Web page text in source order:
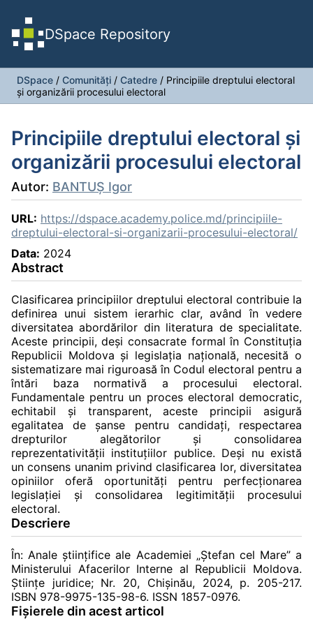
DSpace Repository
DSpace / Comunități / Catedre / Principiile dreptului electoral
și organizării procesului electoral
Principiile dreptului electoral și
organizării procesului electoral
Autor: BANTUŞ Igor
URL: https://dspace.academy.police.md/principiile-
dreptului-electoral-si-organizarii-procesului-electoral/
Data: 2024
Abstract
Clasificarea principiilor dreptului electoral contribuie la
definirea unui sistem ierarhic clar, având în vedere
diversitatea abordărilor din literatura de specialitate.
Aceste principii, deși consacrate formal în Constituția
Republicii Moldova și legislația națională, necesită o
sistematizare mai riguroasă în Codul electoral pentru a
întări baza normativă a procesului electoral.
Fundamentale pentru un proces electoral democratic,
echitabil și transparent, aceste principii asigură
egalitatea de șanse pentru candidați, respectarea
drepturilor alegătorilor și consolidarea
reprezentativității instituțiilor publice. Deși nu există
un consens unanim privind clasificarea lor, diversitatea
opiniilor oferă oportunități pentru perfecționarea
legislației și consolidarea legitimității procesului
electoral.
Descriere
În: Anale ştiinţifice ale Academiei „Ştefan cel Mare” a
Ministerului Afacerilor Interne al Republicii Moldova.
Știinţe juridice; Nr. 20, Chişinău, 2024, p. 205-217.
ISBN 978-9975-135-98-6. ISSN 1857-0976.
Fișierele din acest articol